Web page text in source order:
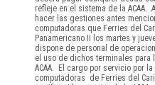
refleje en el sistema de la ACAA.
hacer las gestiones antes
computadoras que Ferries del
Panamericano II los martes y
dispone de personal de
el uso de dichos terminales para
ACAA. El cargo por servicio por
computadoras de Ferries del